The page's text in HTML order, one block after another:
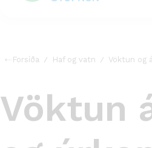
Forsíða Haf og vatn Vöktun og
Vöktun